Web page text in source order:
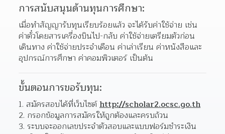
การสนับสนุนด้านทุนการศึกษา:
เมื่อทําสัญญารับทุนเรียบร้อยแล้ว จะได้รับค่าใช้จ่าย เช่น
ค่าตั๋วโดยสารเครื่องบินไป-กลับ ค่าใช้จ่ายเตรียมตัวก่อน
เดินทาง ค่าใช้จ่ายประจําเดือน ค่าเล่าเรียน ค่าหนังสือและ
อุปกรณ์การศึกษา ค่าคอมพิวเตอร์ เป็นต้น
ขั้นตอนการขอรับทุน:
สมัครสอบได้ที่เว็บไซต์ http://scholar2.ocsc.go.th
กรอกข้อมูลการสมัครให้ถูกต้องและครบถ้วน
ระบบจะออกเลขประจำตัวสอบและแบบฟอร์มชำระเงิน